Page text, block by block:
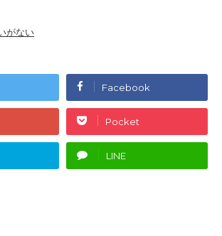
がない
Facebook
Pocket
LINE